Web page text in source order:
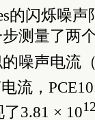
的闪烁噪
测量了两
噪声电流
流，
3.81 × 10